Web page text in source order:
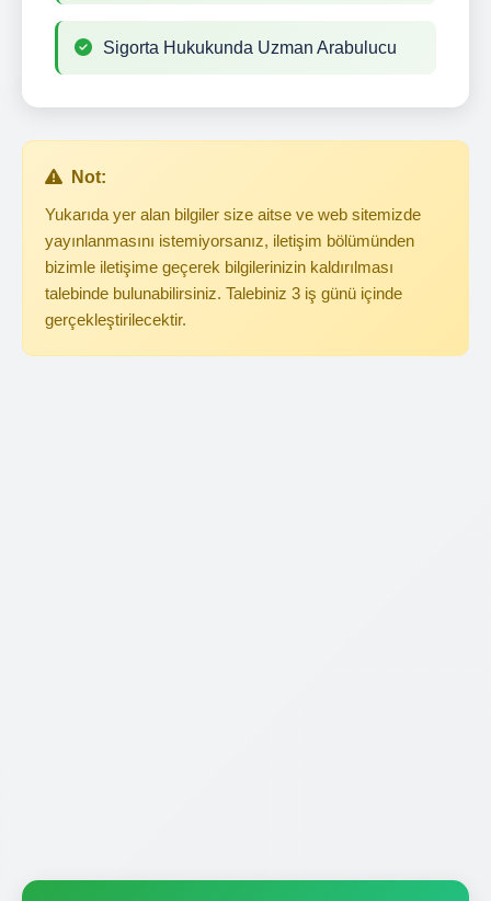
Sigorta Hukukunda Uzman Arabulucu
Not:
Yukarıda yer alan bilgiler size aitse ve web sitemizde
yayınlanmasını istemiyorsanız, iletişim bölümünden
bizimle iletişime geçerek bilgilerinizin kaldırılması
talebinde bulunabilirsiniz. Talebiniz 3 iş günü içinde
gerçekleştirilecektir.